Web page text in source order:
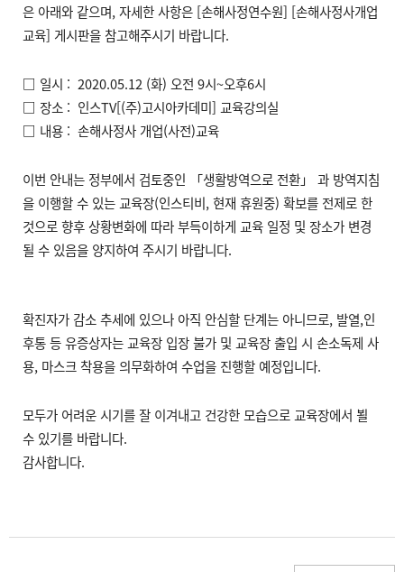
은 아래와 같으며, 자세한 사항은 [손해사정연수원] [손해사정사개업
교육] 게시판을 참고해주시기 바랍니다.
□ 일시 : 2020.05.12 (화) 오전 9시~오후6시
□ 장소 : 인스TV[(주)고시아카데미] 교육강의실
□ 내용 : 손해사정사 개업(사전)교육
이번 안내는 정부에서 검토중인 「생활방역으로 전환」 과 방역지침
을 이행할 수 있는 교육장(인스티비, 현재 휴원중) 확보를 전제로 한
것으로 향후 상황변화에 따라 부득이하게 교육 일정 및 장소가 변경
될 수 있음을 양지하여 주시기 바랍니다.
확진자가 감소 추세에 있으나 아직 안심할 단계는 아니므로, 발열,인
후통 등 유증상자는 교육장 입장 불가 및 교육장 출입 시 손소독제 사
용, 마스크 착용을 의무화하여 수업을 진행할 예정입니다.
모두가 어려운 시기를 잘 이겨내고 건강한 모습으로 교육장에서 뵐
수 있기를 바랍니다.
감사합니다.